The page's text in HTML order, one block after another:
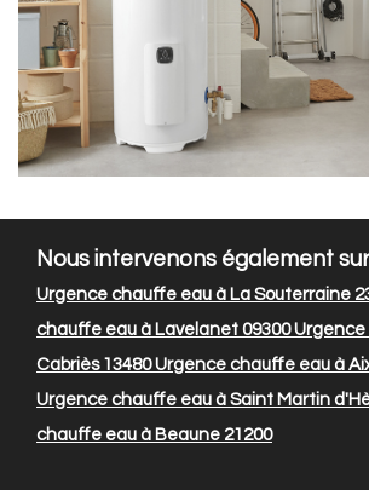
Nous intervenons également
Urgence chauffe eau à La Souterraine
chauffe eau à Lavelanet 09300Urgence
Cabriès 13480Urgence chauffe eau à
Urgence chauffe eau à Saint Martin
chauffe eau à Beaune 21200